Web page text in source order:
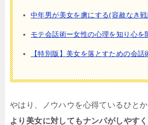
中年男が美女を虜にする(容赦なき
モテ会話術ー女性の心理を知り心を
【特別版】美女を落とすための会話
やはり、ノウハウを心得ているひとか
より美女に対してもナンパがしやす